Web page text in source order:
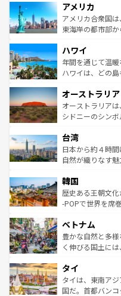
ンツ一覧を参照し
の建物がそのまま
博物館もあり、ア
ことができる。
ば市内交通費無料で
着のスイス情報は
アメリカ
アメリカ合衆国は
東海岸の都市部
のような巨大都市
ンメントが詰ま
西部には大自然
部のニューオーリ
文化が魅力。旅行
しみながら、そ
ならではの贅沢な旅のスタイ
情報はコンテン
ハワイ
年間を通じて温
ハワイは、どの
ワイ島は見逃せな
島だが、静かな自
おすすめ。エメ
れるおもてなしの
人々、おいしい
ク、伝統的なフ
ワイを、存分に味わってほしい
はコンテンツ一覧
オーストラリア
オーストラリアは
シドニーのシン
リアリーフや大陸
ク）、タスマニ
ど、見どころが
いる。アクティビ
ビング、ハイキ
い。オーストラ
参照してほしい。
台湾
日本から約４時
自然が織りなす
ン）、静ひつな山
と山間の静けさ
驚きをもたらし
容にもいいと評判
が味
照してほしい。
韓国
歴史ある王朝文
-POPで世界を席
き、地方に足を延
できる。そして
まで、さまざま
リティに包まれな
覧を参照してほし
ベトナム
豊かな自然と多
く伸びる国土に
急速な発展と共に
ーチミン市のフ
醸し出している
タイ
タイは、東南ア
国だ。首都バン